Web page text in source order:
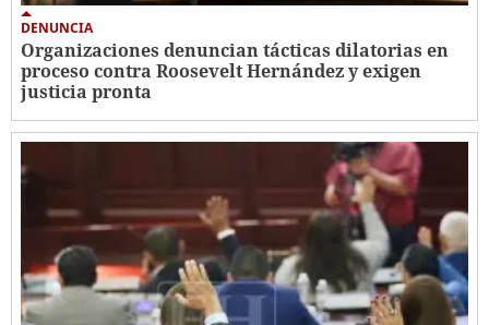
DENUNCIA
Organizaciones denuncian tácticas dilatorias en
proceso contra Roosevelt Hernández y exigen
justicia pronta